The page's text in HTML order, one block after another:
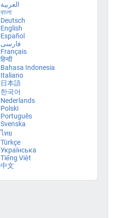
العربية
বাংলা
Deutsch
English
Español
فارسی
Français
हिन्दी
Bahasa Indonesia
Italiano
日本語
한국어
Nederlands
Polski
Português
Svenska
ไทย
Türkçe
Українська
Tiếng Việt
中文